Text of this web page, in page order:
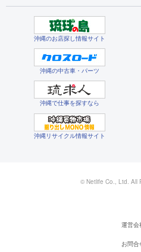
沖縄のお店探し情報サイト
沖縄の中古車・パーツ
沖縄で仕事を探すなら
沖縄リサイクル情報サイト
© Netlife Co., Ltd. All
運営会
お問合